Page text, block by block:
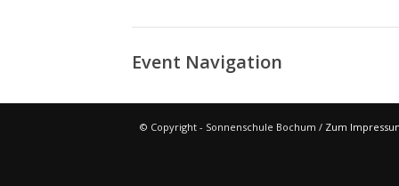
Event Navigation
© Copyright - Sonnenschule Bochum / Zum